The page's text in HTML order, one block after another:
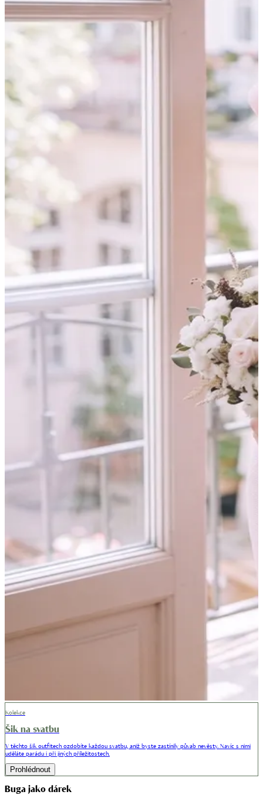
Kolekce
Šik na svatbu
V těchto šik outfitech ozdobíte každou svatbu, aniž byste zastínily půvab nevěsty. Navíc s nimi
uděláte parádu i při jiných příležitostech.
Prohlédnout
Buga jako dárek